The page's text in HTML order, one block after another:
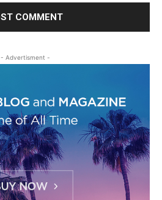
- Advertisment -